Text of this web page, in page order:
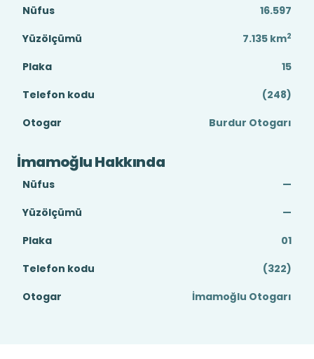
Nüfus
16.597
Yüzölçümü
7.135 km2
Plaka
15
Telefon kodu
(248)
Otogar
Burdur Otogarı
İmamoğlu Hakkında
Nüfus
—
Yüzölçümü
—
Plaka
01
Telefon kodu
(322)
Otogar
İmamoğlu Otogarı